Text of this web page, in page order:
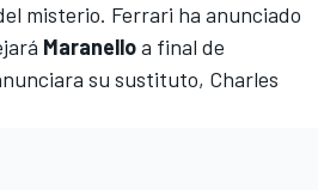
misterio. Ferrari ha anunciado
Maranelloa final de
su sustituto, Charles